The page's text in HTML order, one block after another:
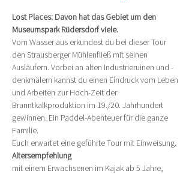
Lost Places: Davon hat das Gebiet um den
Museumspark Rüdersdorf viele.
Vom Wasser aus erkundest du bei dieser Tour
den Strausberger Mühlenfließ mit seinen
Ausläufern. Vorbei an alten Industrieruinen und -
denkmälern kannst du einen Eindruck vom Leben
und Arbeiten zur Hoch-Zeit der
Branntkalkproduktion im 19./20. Jahrhundert
gewinnen. Ein Paddel-Abenteuer für die ganze
Familie.
Euch erwartet eine geführte Tour mit Einweisung.
Altersempfehlung
mit einem Erwachsenen im Kajak ab 5 Jahre,